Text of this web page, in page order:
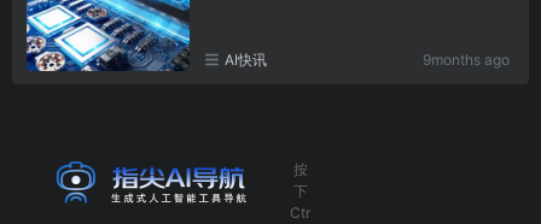
AI快讯 9months ago
按
下
Ctr